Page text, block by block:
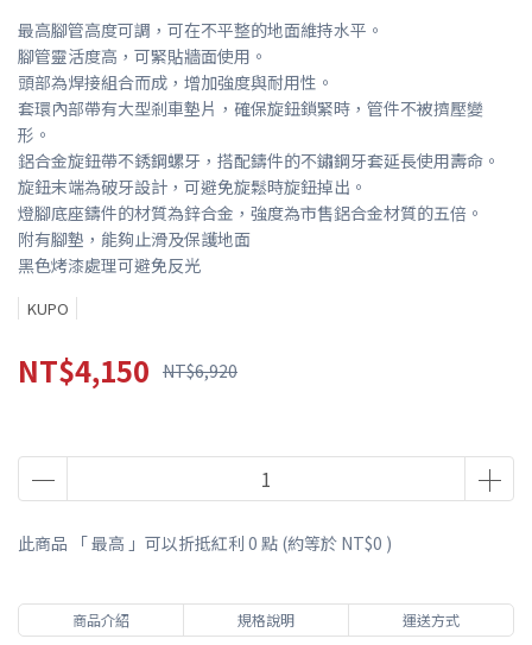
最高腳管高度可調，可在不平整的地面維持水平。
腳管靈活度高，可緊貼牆面使用。
頭部為焊接組合而成，增加強度與耐用性。
套環內部帶有大型剎車墊片，確保旋鈕鎖緊時，管件不被擠壓變
形。
鋁合金旋鈕帶不銹鋼螺牙，搭配鑄件的不鏽鋼牙套延長使用壽命。
旋鈕末端為破牙設計，可避免旋鬆時旋鈕掉出。
燈腳底座鑄件的材質為鋅合金，強度為市售鋁合金材質的五倍。
附有腳墊，能夠止滑及保護地面
黑色烤漆處理可避免反光
KUPO
NT$4,150 NT$6,920
此商品 「 最高 」可以折抵紅利 0 點 (約等於 NT$0 )
商品介紹 規格說明 運送方式